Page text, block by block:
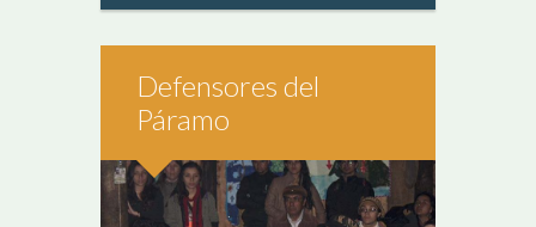
Defensores del
Páramo